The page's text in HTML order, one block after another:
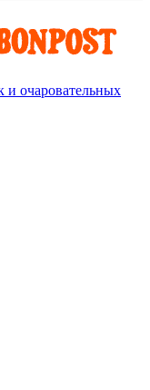
и очаровательных